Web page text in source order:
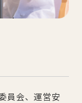
員会、運営安